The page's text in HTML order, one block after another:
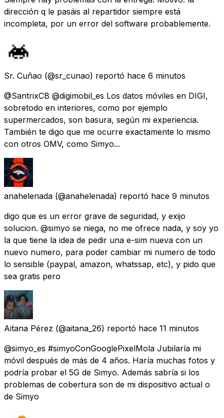
dirección q le pasáis al repartidor siempre está
incompleta, por un error del software probablemente.
Sr. Cuñao (@sr_cunao) reportó hace 6 minutos
@SantrixCB @digimobil_es Los datos móviles en DIGI,
sobretodo en interiores, como por ejemplo
supermercados, son basura, según mi experiencia.
También te digo que me ocurre exactamente lo mismo
con otros OMV, como Simyo...
anahelenada (@anahelenada) reportó hace 9 minutos
digo que es un error grave de seguridad, y exijo
solucion. @simyo se niega, no me ofrece nada, y soy yo
la que tiene la idea de pedir una e-sim nueva con un
nuevo numero, para poder cambiar mi numero de todo
lo sensible (paypal, amazon, whatssap, etc), y pido que
sea gratis pero
Aitana Pérez (@aitana_26) reportó hace 11 minutos
@simyo_es #simyoConGooglePixelMola Jubilaría mi
móvil después de más de 4 años. Haría muchas fotos y
podría probar el 5G de Simyo. Además sabría si los
problemas de cobertura son de mi dispositivo actual o
de Simyo